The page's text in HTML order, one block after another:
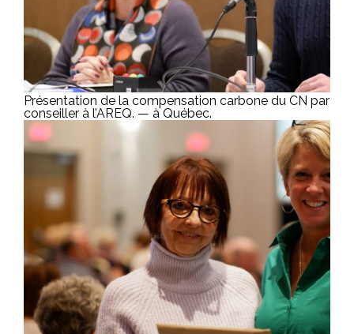
Présentation de la compensation carbone du CN par
conseiller à l’AREQ. — à Québec.